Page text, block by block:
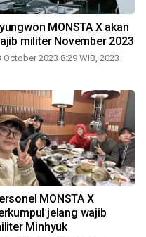
MONSTA X akan
militer November 2023
October 2023 8:29 WIB, 2023
MONSTA X
jelang wajib
Minhyuk